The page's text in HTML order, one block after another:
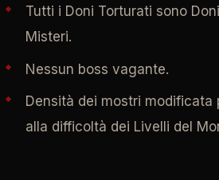
Tutti i Doni Torturati sono
Misteri.
Nessun boss vagante.
Densità dei mostri modificata
alla difficoltà dei Livelli del